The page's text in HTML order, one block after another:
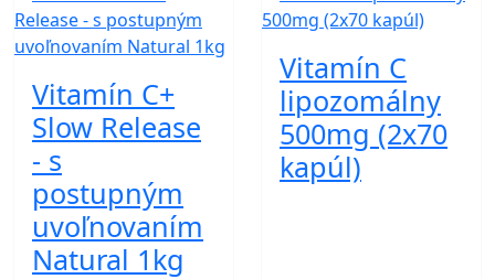
Vitamín C+
Slow Release
- s
postupným
uvoľnovaním
Natural 1kg
Vitamín C
lipozomálny
500mg (2x70
kapúl)